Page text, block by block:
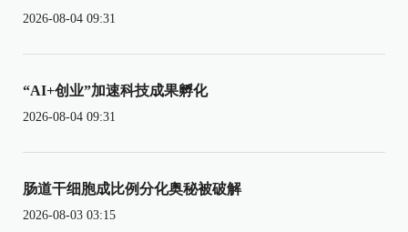
2026-08-04 09:31
“AI+创业”加速科技成果孵化
2026-08-04 09:31
肠道干细胞成比例分化奥秘被破解
2026-08-03 03:15